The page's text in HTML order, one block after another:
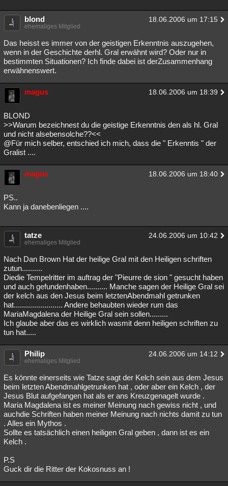
blond 18.06.2006 um 17:15
ehemaliges Mitglied
Das heisst es immer von der geistigen Erkenntnis auszugehen,
wenn in der Geschichte derhl. Gral erwähnt wird? Oder nur in
bestimmten Situationen? Ich finde dabei ist derZusammenhang
erwähnenswert.
magus 18.06.2006 um 18:39
BLOND
>>Warum bezeichnest du die geistige Erkenntnis den als hl. Gral
und nicht alsebensolche??<<
@Für mich selber, entschied ich mich, dass die " Erkenntis " der
Gralist ....
magus 18.06.2006 um 18:40
PS..
Kann ja danebenliegen ....
tatze 24.06.2006 um 10:42
ehemaliges Mitglied
Nach Dan Brown Hat der heilige Gral mit den Heiligen schriften
zutun..........
Diedie Tempelritter im auftrag der "Pieurre de sion " gesucht haben
und auch gefundenhaben.......... Manche sagen der Heilige Gral sei
der kelch aus den Jesus beim letztenAbendmahl getrunken
hat........................ Andere behaubten wieder rum das
MariaMagdalena der Heilige Gral sein sollen.........
Ich glaube aber das es wirklich wasmit denn heiligen schriften zu
tun hat.....
Philip 24.06.2006 um 14:12
ehemaliges Mitglied
Es könnte einerseits wie Tatze sagt der Kelch sein aus dem Jesus
beim letzten Abendmahlgetrunken hat , oder aber ein Kelch , der
Jesus Blut aufgefangen hat als er ans Kreuzgenagelt wurde .
Maria Magdalena ist es meiner Meinung nach gewiss nicht , und
auchdie Schriften haben meiner Meinung nach nichts damit zu tun
. Alles ein Mythos .
Sollte es tatsächlich einen heiligen Gral geben , dann ist es ein
Kelch .
P.S
Guck dir die Ritter der Kokosnuss an !